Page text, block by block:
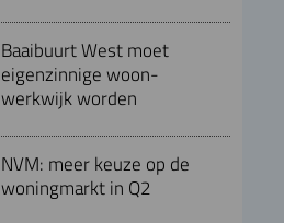
Baaibuurt West moet
eigenzinnige woon-
werkwijk worden
NVM: meer keuze op de
woningmarkt in Q2